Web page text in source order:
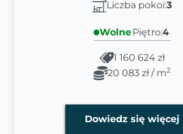
Liczba pokoi:3
WolnePiętro:4
1 160 624 zł
20 083 zł / m2
Dowiedz się więcej